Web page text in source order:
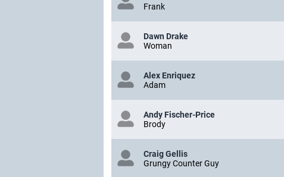
Frank
Dawn Drake
Woman
Alex Enriquez
Adam
Andy Fischer-Price
Brody
Craig Gellis
Grungy Counter Guy